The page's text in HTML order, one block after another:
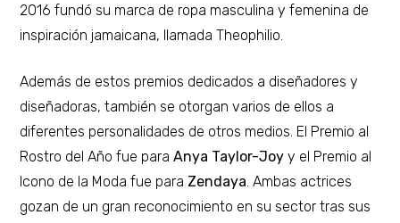
2016 fundó su marca de ropa masculina y femenina de
inspiración jamaicana, llamada Theophilio.
Además de estos premios dedicados a diseñadores y
diseñadoras, también se otorgan varios de ellos a
diferentes personalidades de otros medios. El Premio al
Rostro del Año fue paraAnya Taylor-Joy y el Premio al
Icono de la Moda fue para Zendaya . Ambas actrices
gozan de un gran reconocimiento en su sector tras sus